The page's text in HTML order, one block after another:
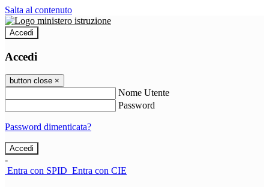
Salta al contenuto
Accedi
Accedi
button close ×
Nome Utente
Password
Password dimenticata?
-
Entra con SPID Entra con CIE